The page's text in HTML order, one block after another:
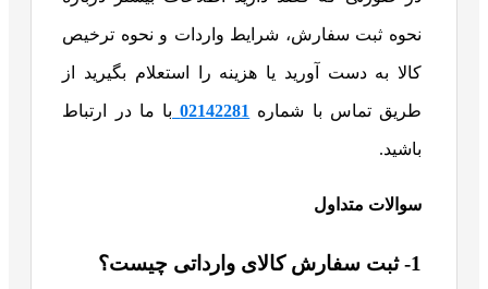
نحوه ثبت سفارش، شرایط واردات و نحوه‌ ترخیص
کالا به دست آورید یا هزینه را استعلام بگیرید از
طریق تماس با شماره 02142281 با ما در ارتباط
باشید.
سوالات متداول
1- ثبت سفارش کالای وارداتی چیست؟